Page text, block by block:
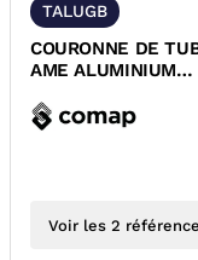
TALUGB
COURONNE DE
AME ALUMINIUM
BLEU COMAP
Voir les 2